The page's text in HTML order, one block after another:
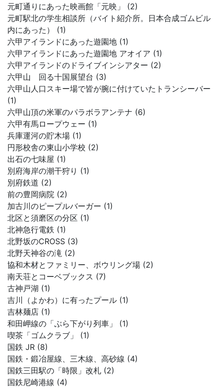
元町通りにあった映画館「元映」 (2)
元町駅北の学生相談所（バイト紹介所。日本合成ゴムビル
内にあった） (1)
六甲アイランドにあった遊園地 (1)
六甲アイランドにあった遊園地 アオイア (1)
六甲アイランドのドライブインシアター (2)
六甲山 回る十国展望台 (3)
六甲山人口スキー場で皆が腕に付けていたトランシーバー
(1)
六甲山頂の米軍のパラボラアンテナ (6)
六甲有馬ロープウェー (1)
兵庫運河の貯木場 (1)
円形校舎の東山小学校 (2)
出石の七味屋 (1)
別府海岸の潮干狩り (1)
別府鉄道 (2)
前の豊岡病院 (2)
加古川のピープルバーガー (1)
北区と須磨区の分区 (1)
北神急行電鉄 (1)
北野坂のCROSS (3)
北野天神谷の滝 (2)
協和木材とファミリー、ボウリング場 (2)
南天荘とコーベブックス (7)
古神戸湖 (1)
吉川（よかわ）に有ったプール (1)
吉林麺店 (1)
和田岬線の「ぶら下がり列車」 (1)
喫茶「ゴムクラブ」 (1)
国鉄 JR (8)
国鉄・鍛冶屋線、三木線、高砂線 (4)
国鉄三田駅の「時限」改札 (2)
国鉄尼崎港線 (4)